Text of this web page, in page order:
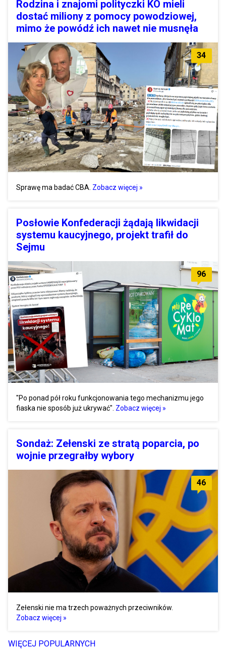
Rodzina i znajomi polityczki KO mieli
dostać miliony z pomocy powodziowej,
mimo że powódź ich nawet nie musnęła
34
Sprawę ma badać CBA. Zobacz więcej »
Posłowie Konfederacji żądają likwidacji
systemu kaucyjnego, projekt trafił do
Sejmu
96
"Po ponad pół roku funkcjonowania tego mechanizmu jego
fiaska nie sposób już ukrywać". Zobacz więcej »
Sondaż: Zełenski ze stratą poparcia, po
wojnie przegrałby wybory
46
Zełenski nie ma trzech poważnych przeciwników.
Zobacz więcej »
WIĘCEJ POPULARNYCH